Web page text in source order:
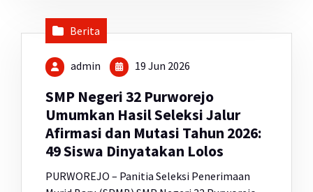
Berita
admin 19 Jun 2026
SMP Negeri 32 Purworejo
Umumkan Hasil Seleksi Jalur
Afirmasi dan Mutasi Tahun 2026:
49 Siswa Dinyatakan Lolos
PURWOREJO – Panitia Seleksi Penerimaan